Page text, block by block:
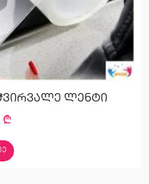
ლენტი
₾